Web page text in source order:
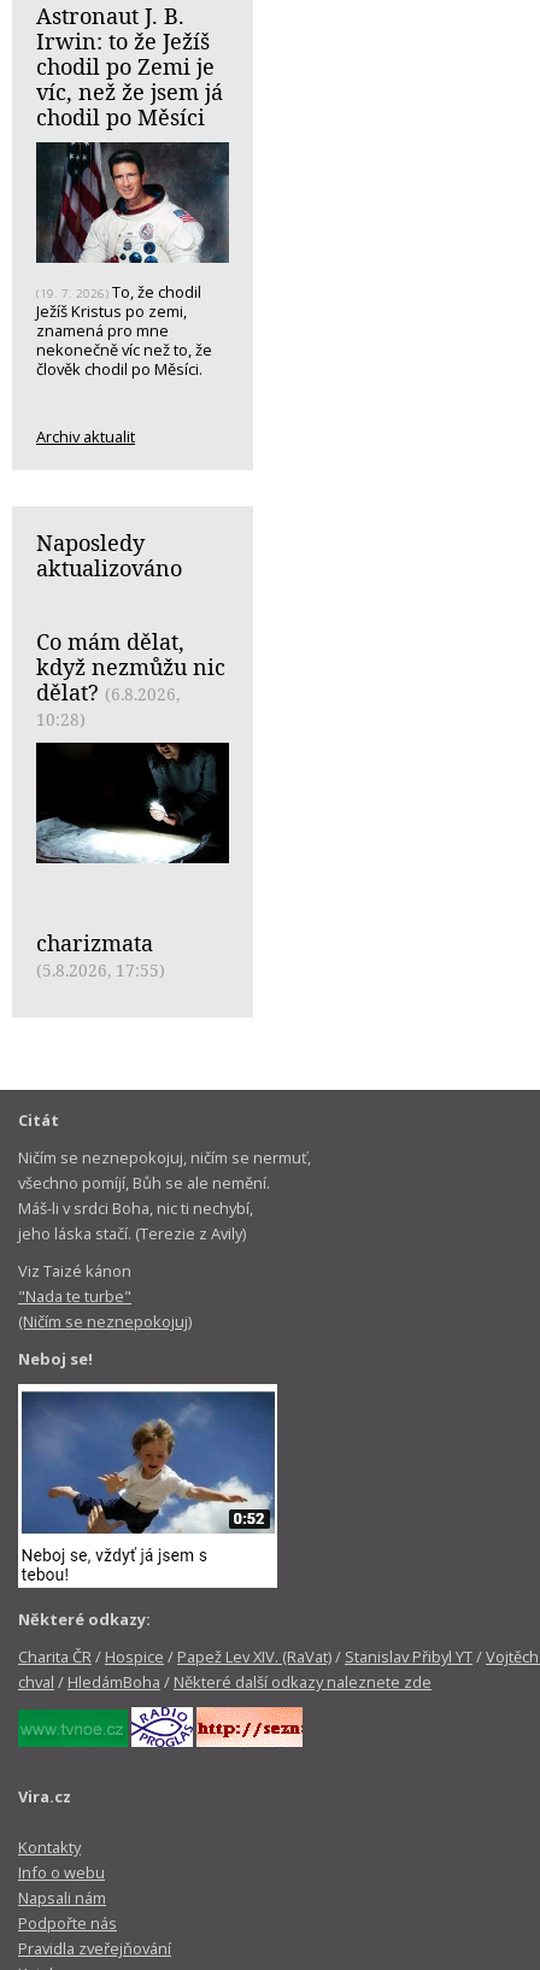
Astronaut J. B.
Irwin: to že Ježíš
chodil po Zemi je
víc, než že jsem já
chodil po Měsíci
(19. 7. 2026) To, že chodil
Ježíš Kristus po zemi,
znamená pro mne
nekonečně víc než to, že
člověk chodil po Měsíci.
Archiv aktualit
Naposledy
aktualizováno
Co mám dělat,
když nezmůžu nic
dělat? (6.8.2026,
10:28)
charizmata
(5.8.2026, 17:55)
Citát
Ničím se neznepokojuj, ničím se nermuť,
všechno pomíjí, Bůh se ale nemění.
Máš-li v srdci Boha, nic ti nechybí,
jeho láska stačí. (Terezie z Avily)
Viz Taizé kánon
"Nada te turbe"
(Ničím se neznepokojuj)
Neboj se!
Některé odkazy:
Charita ČR/ Hospice / Papež Lev XIV. (RaVat)/ Stanislav Přibyl YT/
chval / HledámBoha / Některé další odkazy naleznete zde
Vira.cz
Kontakty
Info o webu
Napsali nám
Podpořte nás
Pravidla zveřejňování